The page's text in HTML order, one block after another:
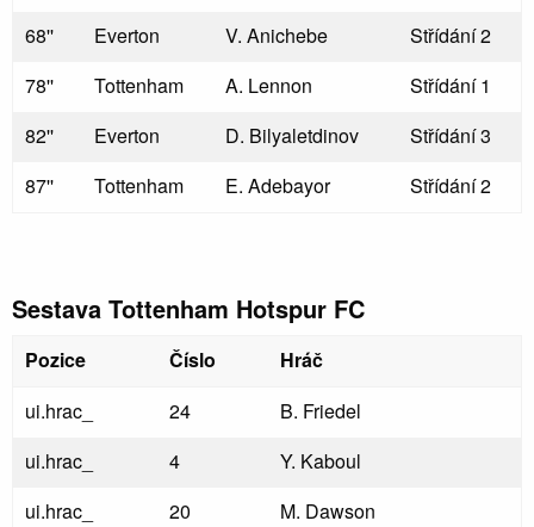
68''
Everton V. Anichebe
Střídání 2
78''
Tottenham A. Lennon
Střídání 1
82''
Everton D. Bilyaletdinov
Střídání 3
87''
Tottenham E. Adebayor Střídání 2
Sestava Tottenham Hotspur FC
Pozice Číslo
Hráč
ui.hrac_
24
B. Friedel
ui.hrac_
4
Y. Kaboul
ui.hrac_
20
M. Dawson